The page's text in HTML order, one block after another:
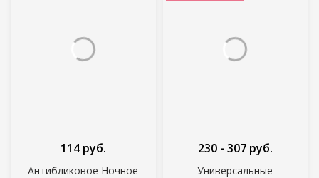
Антибликовое Ночное
114 руб.
Универсальные
230 - 307 руб.